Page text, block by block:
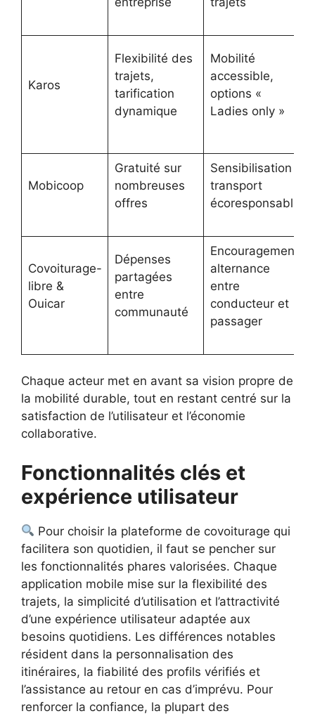
Karos
Flexibilité des
trajets,
tarification
dynamique
Mobilité
accessible,
options «
Ladies only »
Mobicoop
Gratuité sur
nombreuses
offres
Sensibilisation
transport
écoresponsable
Covoiturage-
libre &
Ouicar
Dépenses
partagées
entre
communauté
Encouragement
alternance
entre
conducteur et
passager
Chaque acteur met en avant sa vision propre de
la mobilité durable, tout en restant centré sur la
satisfaction de l’utilisateur et l’économie
collaborative.
Fonctionnalités clés et
expérience utilisateur
Pour choisir la plateforme de covoiturage qui
facilitera son quotidien, il faut se pencher sur
les fonctionnalités phares valorisées. Chaque
application mobile mise sur la flexibilité des
trajets, la simplicité d’utilisation et l’attractivité
d’une expérience utilisateur adaptée aux
besoins quotidiens. Les différences notables
résident dans la personnalisation des
itinéraires, la fiabilité des profils vérifiés et
l’assistance au retour en cas d’imprévu. Pour
renforcer la confiance, la plupart des